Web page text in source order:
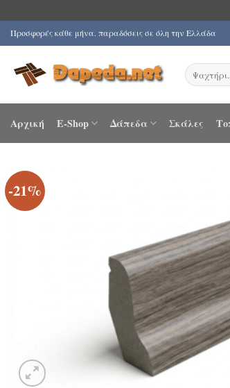
Μετάβαση
στο
περιεχόμενο
Προσφορές κάθε μήνα. παραδόσεις σε όλη την Ελλάδα
Αναζήτηση
για:
Αρχική E-Shop Δάπεδα Σκάλες
-21%